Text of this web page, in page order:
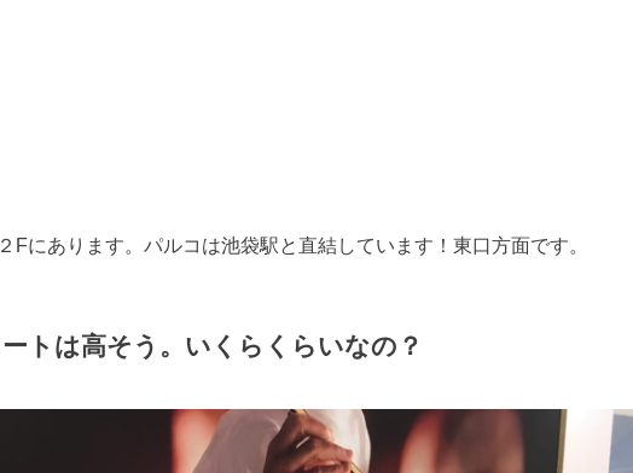
Fにあります。パルコは池袋駅と直結しています！東口方面です。
トは高そう。いくらくらいなの？